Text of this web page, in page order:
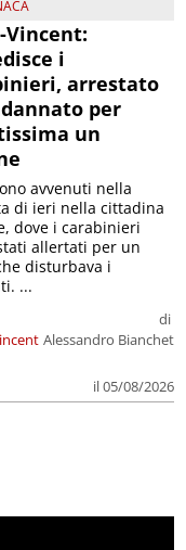
Vincent:
i
arrestato
per
un
di
Alessandro Bianchet
il 05/08/2026
avvenuti nella
di ieri nella cittadina
dove i carabinieri
allertati per un
disturbava i
...